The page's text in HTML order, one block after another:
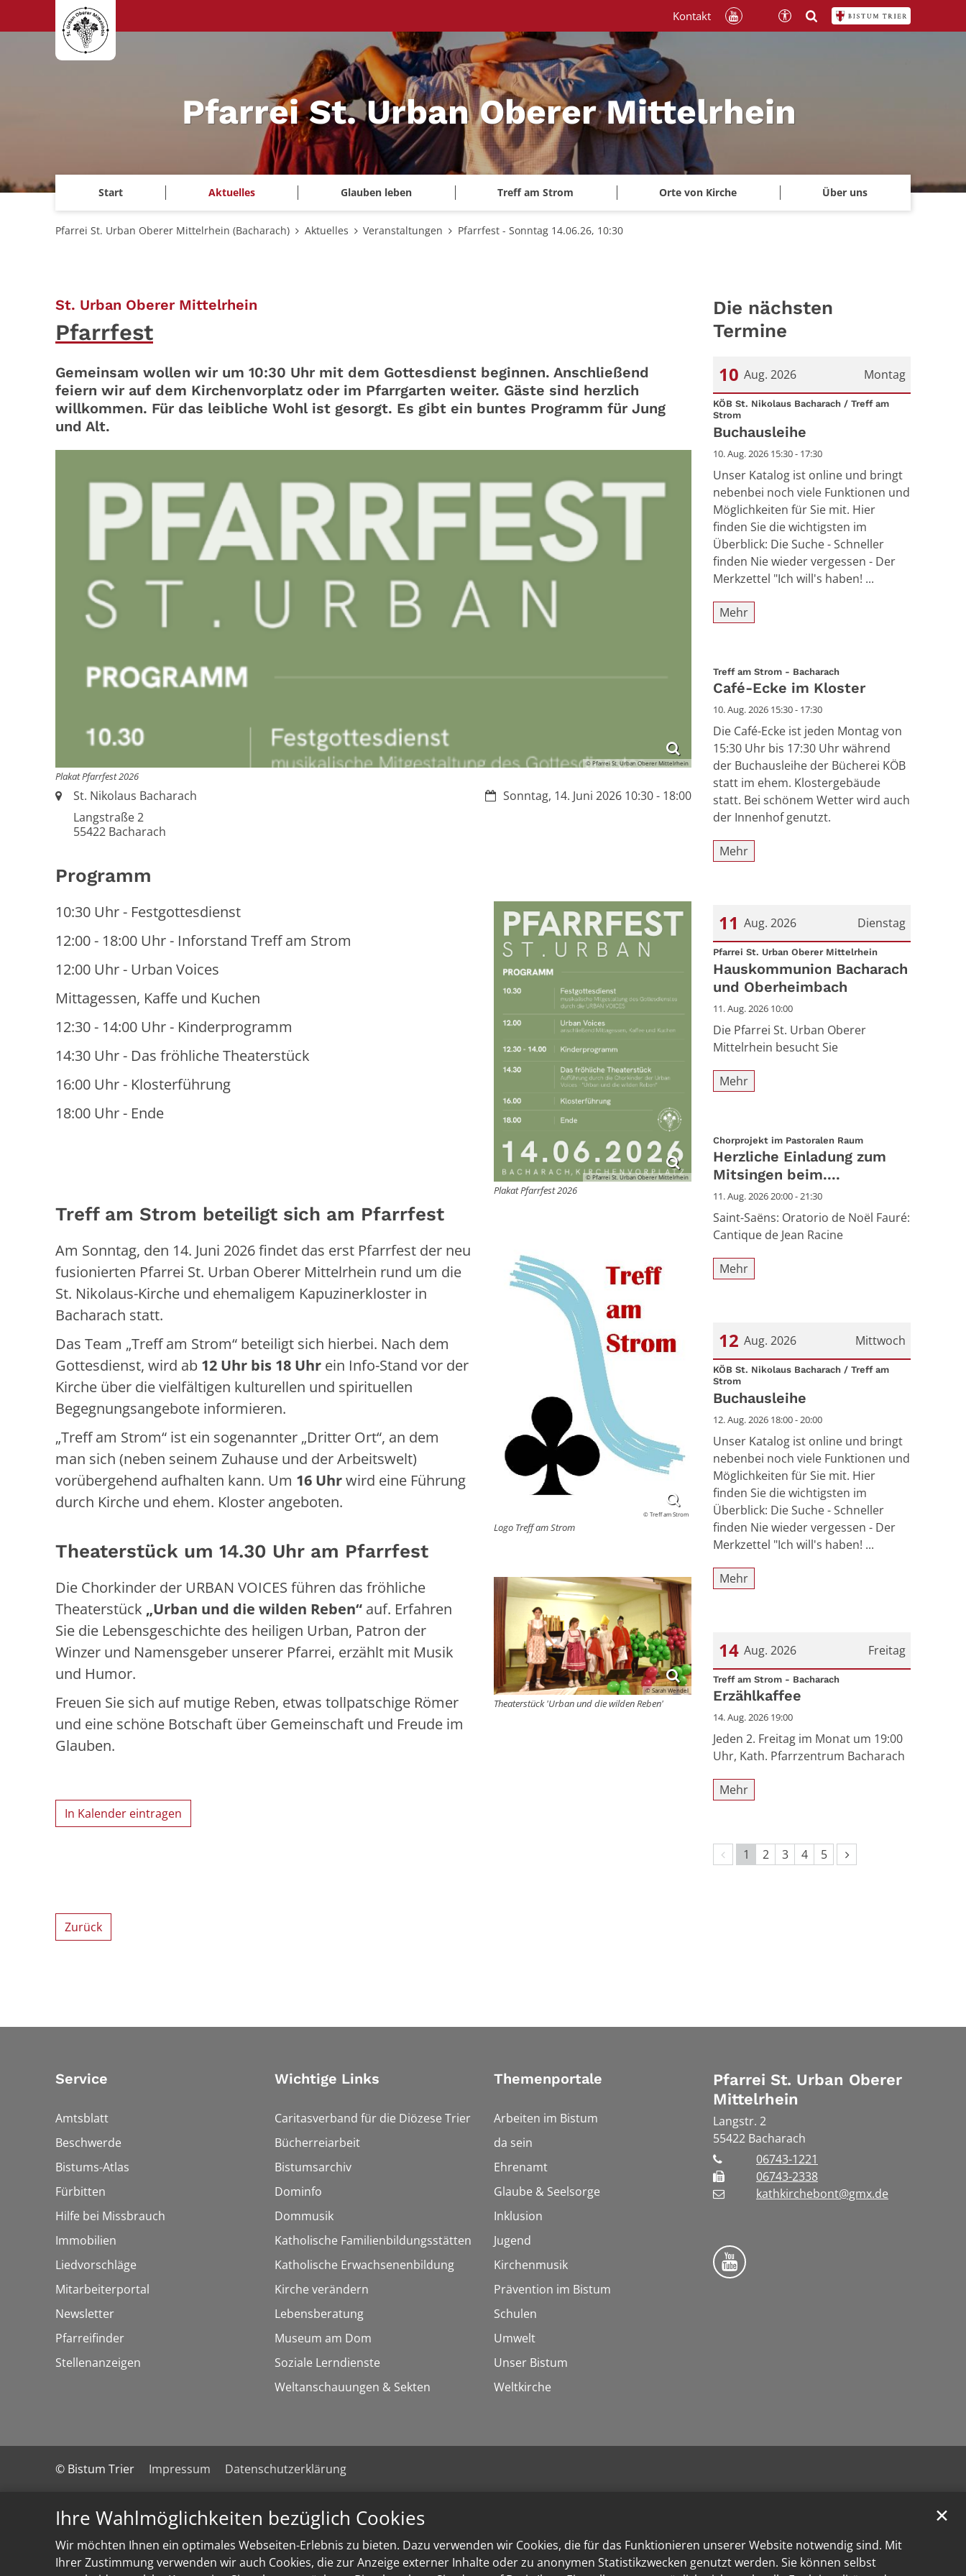
Ihre Wahlmöglichkeiten bezüglich Cookies
Wir möchten Ihnen ein optimales Webseiten-Erlebnis zu bieten. Dazu verwenden wir Cookies, die für das Funktionieren unserer Website notwendig sind. Mit
Ihrer Zustimmung verwenden wir auch Cookies, die zur Anzeige externer Inhalte oder zu anonymen Statistikzwecken genutzt werden. Sie können selbst
✕
Zum Inhalt springen
Pfarrei St. Urban Oberer Mittelrhein
Start Aktuelles Glauben leben Treff am Strom Orte von Kirche Über uns
Kontakt
Pfarrei St. Urban Oberer Mittelrhein (Bacharach) Aktuelles Veranstaltungen Pfarrfest - Sonntag 14.06.26, 10:30
St. Urban Oberer Mittelrhein
Pfarrfest
Gemeinsam wollen wir um 10:30 Uhr mit dem Gottesdienst beginnen. Anschließend
feiern wir auf dem Kirchenvorplatz oder im Pfarrgarten weiter. Gäste sind herzlich
willkommen. Für das leibliche Wohl ist gesorgt. Es gibt ein buntes Programm für Jung
und Alt.
© Pfarrei St. Urban Oberer Mittelrhein
Plakat Pfarrfest 2026
Datum:Sonntag, 14. Juni 2026 10:30 - 18:00
Ort:St. Nikolaus Bacharach
Langstraße 2
55422 Bacharach
Programm
© Pfarrei St. Urban Oberer Mittelrhein
Plakat Pfarrfest 2026
10:30 Uhr - Festgottesdienst
12:00 - 18:00 Uhr - Inforstand Treff am Strom
12:00 Uhr - Urban Voices
Mittagessen, Kaffe und Kuchen
12:30 - 14:00 Uhr - Kinderprogramm
14:30 Uhr - Das fröhliche Theaterstück
16:00 Uhr - Klosterführung
18:00 Uhr - Ende
Treff am Strom beteiligt sich am Pfarrfest
© Treff am Strom
Logo Treff am Strom
Am Sonntag, den 14. Juni 2026 findet das erst Pfarrfest der neu
fusionierten Pfarrei St. Urban Oberer Mittelrhein rund um die
St. Nikolaus-Kirche und ehemaligem Kapuzinerkloster in
Bacharach statt.
Das Team „Treff am Strom“ beteiligt sich hierbei. Nach dem
Gottesdienst, wird ab 12 Uhr bis 18 Uhr ein Info-Stand vor der
Kirche über die vielfältigen kulturellen und spirituellen
Begegnungsangebote informieren.
„Treff am Strom“ ist ein sogenannter „Dritter Ort“, an dem
man sich (neben seinem Zuhause und der Arbeitswelt)
vorübergehend aufhalten kann. Um 16 Uhrwird eine Führung
durch Kirche und ehem. Kloster angeboten.
Theaterstück um 14.30 Uhr am Pfarrfest
© Sarah Wendel
Theaterstück 'Urban und die wilden Reben'
Die Chorkinder der URBAN VOICES führen das fröhliche
Theaterstück „Urban und die wilden Reben“ auf. Erfahren
Sie die Lebensgeschichte des heiligen Urban, Patron der
Winzer und Namensgeber unserer Pfarrei, erzählt mit Musik
und Humor.
Freuen Sie sich auf mutige Reben, etwas tollpatschige Römer
und eine schöne Botschaft über Gemeinschaft und Freude im
Glauben.
In Kalender eintragen
Die nächsten
Termine
Montag
10 Aug. 2026
Datum: 10. August 2026
KÖB St. Nikolaus Bacharach / Treff am
Strom:
Buchausleihe
10. Aug. 2026 15:30 - 17:30
Unser Katalog ist online und bringt
nebenbei noch viele Funktionen und
Möglichkeiten für Sie mit. Hier
finden Sie die wichtigsten im
Überblick: Die Suche - Schneller
finden Nie wieder vergessen - Der
Merkzettel "Ich will's haben! ...
Mehr
Treff am Strom - Bacharach:
Café-Ecke im Kloster
10. Aug. 2026 15:30 - 17:30
Die Café-Ecke ist jeden Montag von
15:30 Uhr bis 17:30 Uhr während
der Buchausleihe der Bücherei KÖB
statt im ehem. Klostergebäude
statt. Bei schönem Wetter wird auch
der Innenhof genutzt.
Mehr
Dienstag
11 Aug. 2026
Datum: 11. August 2026
Pfarrei St. Urban Oberer Mittelrhein:
Hauskommunion Bacharach
und Oberheimbach
11. Aug. 2026 10:00
Die Pfarrei St. Urban Oberer
Mittelrhein besucht Sie
Mehr
Chorprojekt im Pastoralen Raum:
Herzliche Einladung zum
Mitsingen beim....
11. Aug. 2026 20:00 - 21:30
Saint-Saëns: Oratorio de Noël Fauré:
Cantique de Jean Racine
Mehr
Mittwoch
12 Aug. 2026
Datum: 12. August 2026
KÖB St. Nikolaus Bacharach / Treff am
Strom:
Buchausleihe
12. Aug. 2026 18:00 - 20:00
Unser Katalog ist online und bringt
nebenbei noch viele Funktionen und
Möglichkeiten für Sie mit. Hier
finden Sie die wichtigsten im
Überblick: Die Suche - Schneller
finden Nie wieder vergessen - Der
Merkzettel "Ich will's haben! ...
Mehr
Freitag
14 Aug. 2026
Datum: 14. August 2026
Treff am Strom - Bacharach:
Erzählkaffee
14. Aug. 2026 19:00
Jeden 2. Freitag im Monat um 19:00
Uhr, Kath. Pfarrzentrum Bacharach
Mehr
Vorherige Seite
1 2 3 4 5 Nächste Seite
Zurück
Service
Amtsblatt
Beschwerde
Bistums-Atlas
Fürbitten
Hilfe bei Missbrauch
Immobilien
Liedvorschläge
Mitarbeiterportal
Newsletter
Pfarreifinder
Stellenanzeigen
Wichtige Links
Caritasverband für die Diözese Trier
Bücherreiarbeit
Bistumsarchiv
Dominfo
Dommusik
Katholische Familienbildungsstätten
Katholische Erwachsenenbildung
Kirche verändern
Lebensberatung
Museum am Dom
Soziale Lerndienste
Weltanschauungen & Sekten
Themenportale
Arbeiten im Bistum
da sein
Ehrenamt
Glaube & Seelsorge
Inklusion
Jugend
Kirchenmusik
Prävention im Bistum
Schulen
Umwelt
Unser Bistum
Weltkirche
Pfarrei St. Urban Oberer
Mittelrhein
Langstr. 2
55422 Bacharach
06743-1221
06743-2338
kathkirchebont@gmx.de
Folge uns auf YouTube
© Bistum Trier Impressum Datenschutzerklärung